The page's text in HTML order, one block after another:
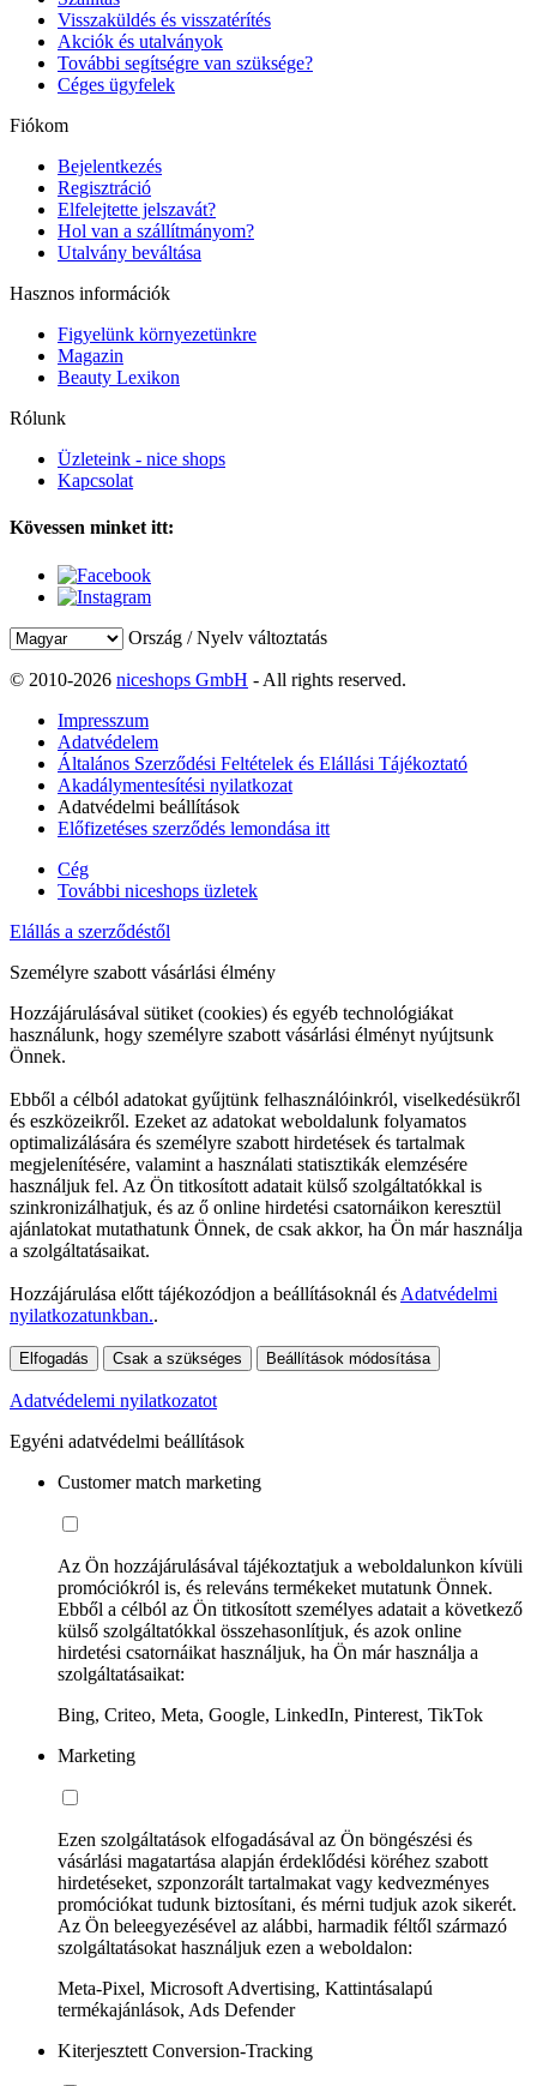
Visszaküldés és visszatérítés
Akciók és utalványok
További segítségre van szüksége?
Céges ügyfelek
Fiókom
Bejelentkezés
Regisztráció
Elfelejtette jelszavát?
Hol van a szállítmányom?
Utalvány beváltása
Hasznos információk
Figyelünk környezetünkre
Magazin
Beauty Lexikon
Rólunk
Üzleteink - nice shops
Kapcsolat
Kövessen minket itt:
Ország / Nyelv változtatás
© 2010-2026 niceshops GmbH - All rights reserved.
Impresszum
Adatvédelem
Általános Szerződési Feltételek és Elállási Tájékoztató
Akadálymentesítési nyilatkozat
Adatvédelmi beállítások
Előfizetéses szerződés lemondása itt
Cég
További niceshops üzletek
Elállás a szerződéstől
Személyre szabott vásárlási élmény
Hozzájárulásával sütiket (cookies) és egyéb technológiákat
használunk, hogy személyre szabott vásárlási élményt nyújtsunk
Önnek.
Ebből a célból adatokat gyűjtünk felhasználóinkról, viselkedésükről
és eszközeikről. Ezeket az adatokat weboldalunk folyamatos
optimalizálására és személyre szabott hirdetések és tartalmak
megjelenítésére, valamint a használati statisztikák elemzésére
használjuk fel. Az Ön titkosított adatait külső szolgáltatókkal is
szinkronizálhatjuk, és az ő online hirdetési csatornáikon keresztül
ajánlatokat mutathatunk Önnek, de csak akkor, ha Ön már használja
a szolgáltatásaikat.
Hozzájárulása előtt tájékozódjon a beállításoknál és Adatvédelmi
nyilatkozatunkban..
Elfogadás Csak a szükséges Beállítások módosítása
Adatvédelemi nyilatkozatot
Egyéni adatvédelmi beállítások
Customer match marketing
Az Ön hozzájárulásával tájékoztatjuk a weboldalunkon kívüli
promóciókról is, és releváns termékeket mutatunk Önnek.
Ebből a célból az Ön titkosított személyes adatait a következő
külső szolgáltatókkal összehasonlítjuk, és azok online
hirdetési csatornáikat használjuk, ha Ön már használja a
szolgáltatásaikat:
Bing, Criteo, Meta, Google, LinkedIn, Pinterest, TikTok
Marketing
Ezen szolgáltatások elfogadásával az Ön böngészési és
vásárlási magatartása alapján érdeklődési köréhez szabott
hirdetéseket, szponzorált tartalmakat vagy kedvezményes
promóciókat tudunk biztosítani, és mérni tudjuk azok sikerét.
Az Ön beleegyezésével az alábbi, harmadik féltől származó
szolgáltatásokat használjuk ezen a weboldalon:
Meta-Pixel, Microsoft Advertising, Kattintásalapú
termékajánlások, Ads Defender
Kiterjesztett Conversion-Tracking